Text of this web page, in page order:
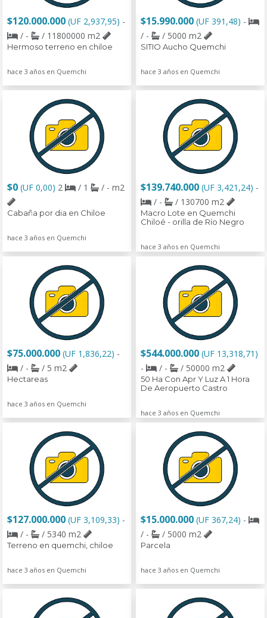
$120.000.000 (UF 2,937,95) -
/ -
/ 11800000 m2
Hermoso terreno en chiloe
hace 3 años en Quemchi
$15.990.000 (UF 391,48) -
/ -
/ 5000 m2
SITIO Aucho Quemchi
hace 3 años en Quemchi
$0 (UF 0,00) 2 / 1 / - m2
Cabaña por dia en Chiloe
hace 3 años en Quemchi
$139.740.000 (UF 3,421,24) -
/ -
/ 130700 m2
Macro Lote en Quemchi
Chiloé - orilla de Río Negro
hace 3 años en Quemchi
$75.000.000 (UF 1,836,22) -
/ -
/ 5 m2
Hectareas
hace 3 años en Quemchi
$544.000.000 (UF 13,318,71)
-
/ - / 50000 m2
50 Ha Con Apr Y Luz A 1 Hora
De Aeropuerto Castro
hace 3 años en Quemchi
$127.000.000 (UF 3,109,33) -
/ -
/ 5340 m2
Terreno en quemchi, chiloe
hace 3 años en Quemchi
$15.000.000 (UF 367,24) -
/ -
/ 5000 m2
Parcela
hace 3 años en Quemchi